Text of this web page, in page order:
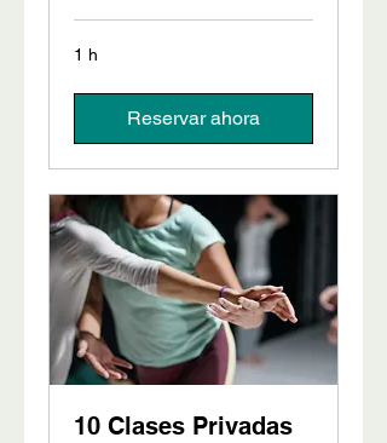
1 h
Reservar ahora
10 Clases Privadas